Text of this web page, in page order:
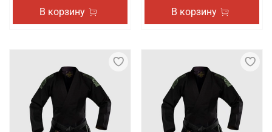
В корзину В корзину